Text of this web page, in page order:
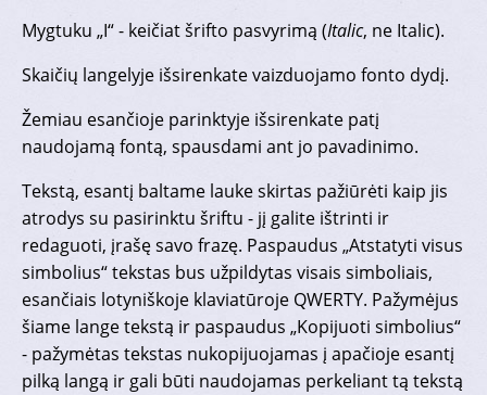
Mygtuku „I“ - keičiat šrifto pasvyrimą (Italic, ne Italic).
Skaičių langelyje išsirenkate vaizduojamo fonto dydį.
Žemiau esančioje parinktyje išsirenkate patį
naudojamą fontą, spausdami ant jo pavadinimo.
Tekstą, esantį baltame lauke skirtas pažiūrėti kaip jis
atrodys su pasirinktu šriftu - jį galite ištrinti ir
redaguoti, įrašę savo frazę. Paspaudus „Atstatyti visus
simbolius“ tekstas bus užpildytas visais simboliais,
esančiais lotyniškoje klaviatūroje QWERTY. Pažymėjus
šiame lange tekstą ir paspaudus „Kopijuoti simbolius“
- pažymėtas tekstas nukopijuojamas į apačioje esantį
pilką langą ir gali būti naudojamas perkeliant tą tekstą